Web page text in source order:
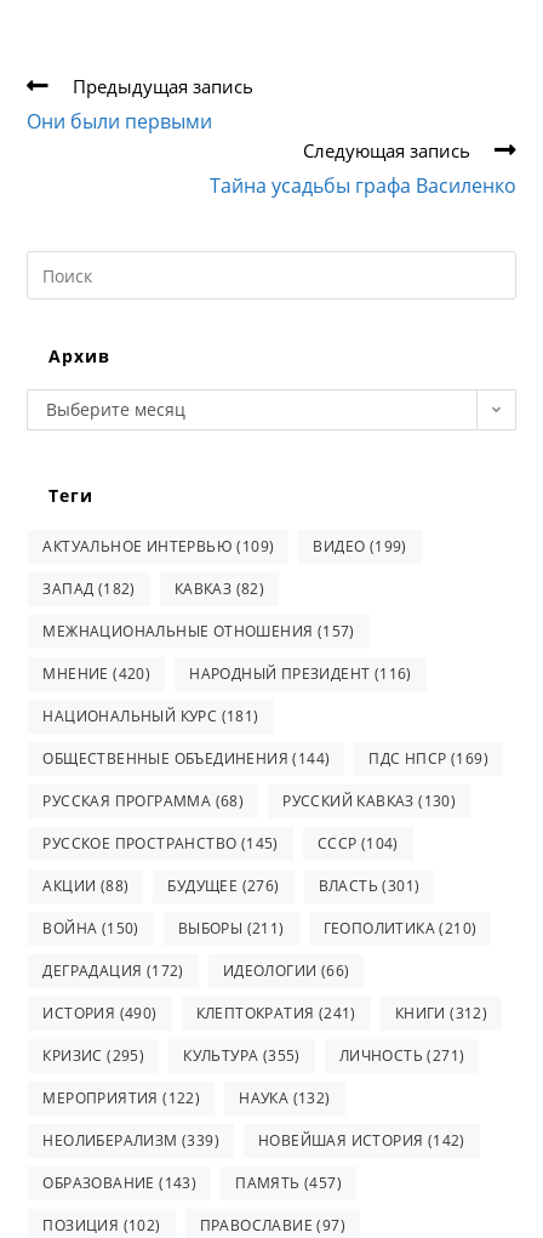
Еще
Предыдущая запись
Они были первыми
Следующая запись
Тайна усадьбы графа Василенко
Search
this
Архив
Архив
Выберите месяц
Теги
АКТУАЛЬНОЕ ИНТЕРВЬЮ (109) ВИДЕО (199)
ЗАПАД (182) КАВКАЗ (82)
МЕЖНАЦИОНАЛЬНЫЕ ОТНОШЕНИЯ (157)
МНЕНИЕ (420) НАРОДНЫЙ ПРЕЗИДЕНТ (116)
НАЦИОНАЛЬНЫЙ КУРС (181)
ОБЩЕСТВЕННЫЕ ОБЪЕДИНЕНИЯ (144) ПДС НПСР (169)
РУССКАЯ ПРОГРАММА (68) РУССКИЙ КАВКАЗ (130)
РУССКОЕ ПРОСТРАНСТВО (145) СССР (104)
АКЦИИ (88) БУДУЩЕЕ (276) ВЛАСТЬ (301)
ВОЙНА (150) ВЫБОРЫ (211) ГЕОПОЛИТИКА(210)
ДЕГРАДАЦИЯ (172) ИДЕОЛОГИИ (66)
ИСТОРИЯ (490) КЛЕПТОКРАТИЯ (241) КНИГИ (312)
КРИЗИС (295) КУЛЬТУРА (355) ЛИЧНОСТЬ (271)
МЕРОПРИЯТИЯ (122) НАУКА (132)
НЕОЛИБЕРАЛИЗМ (339) НОВЕЙШАЯ ИСТОРИЯ (142)
ОБРАЗОВАНИЕ (143) ПАМЯТЬ (457)
ПОЗИЦИЯ (102) ПРАВОСЛАВИЕ (97)